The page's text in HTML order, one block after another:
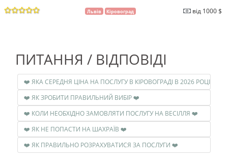
Львів Кіровоград від 1000 $
ПИТАННЯ / ВІДПОВІДІ
❤️ ЯК ЗРОБИТИ ПРАВИЛЬНИЙ ВИБІР ❤️
❤️ КОЛИ НЕОБХІДНО ЗАМОВЛЯТИ ПОСЛУГУ НА ВЕСІЛЛЯ ❤️
❤️ ЯК НЕ ПОПАСТИ НА ШАХРАЇВ ❤️
❤️ ЯК ПРАВИЛЬНО РОЗРАХУВАТИСЯ ЗА ПОСЛУГИ ❤️